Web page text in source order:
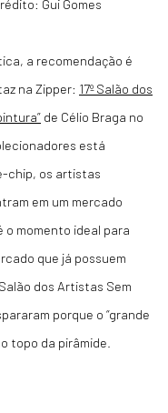
Gui Gomes
a recomendação é
na Zipper: 17º Salão dos
de Célio Braga no
está
chip, os artistas
em um mercado
o momento ideal para
que já possuem
dos Artistas Sem
porque o “grande
topo da pirâmide.